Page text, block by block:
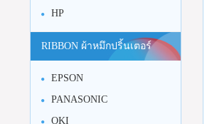
HP
RIBBON ผ้าหมึกปริ้นเตอร์
EPSON
PANASONIC
OKI